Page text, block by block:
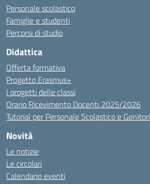
Personale scolastico
Famiglie e studenti
Percorsi di studio
Didattica
Offerta formativa
Progetto Erasmus+
I progetti delle classi
Orario Ricevimento Docenti 2025/2026
Tutorial per Personale Scolastico e Genitori
Novità
Le notizie
Le circolari
Calendario eventi